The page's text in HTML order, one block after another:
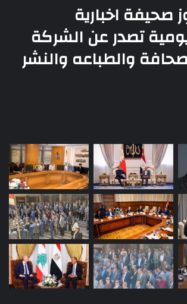
صحيفة اخبارية
تصدر عن الشركة
والطباعه والنشر